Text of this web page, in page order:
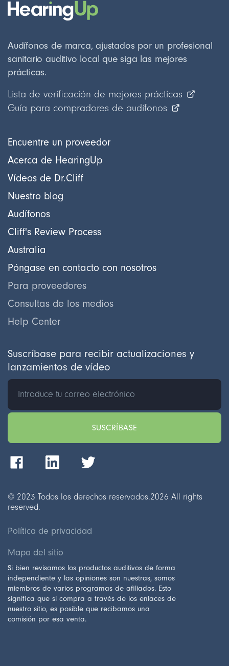
Encuentre un proveedor
Acerca de HearingUp
Vídeos de Dr.Cliff
Nuestro blog
Audífonos
Cliff's Review Process
Australia
Póngase en contacto con nosotros
Para proveedores
Consultas de los medios
Help Center
Audífonos de marca, ajustados por un profesional
sanitario auditivo local que siga las mejores
prácticas.
Lista de verificación de mejores prácticas
Guía para compradores de audífonos
© 2023 Todos los derechos reservados.2026 All rights
reserved.
Política de privacidad
Mapa del sitio
Si bien revisamos los productos auditivos de forma
independiente y las opiniones son nuestras, somos
miembros de varios programas de afiliados. Esto
significa que si compra a través de los enlaces de
nuestro sitio, es posible que recibamos una
comisión por esa venta.
Suscríbase para recibir actualizaciones y
lanzamientos de vídeo